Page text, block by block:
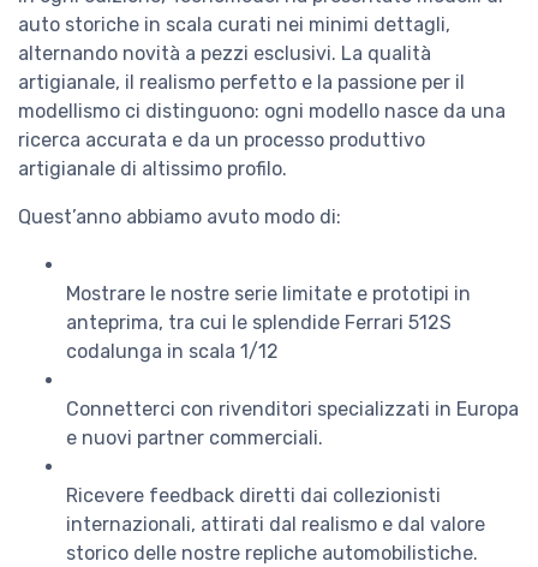
auto storiche in scala curati nei minimi dettagli,
alternando novità a pezzi esclusivi. La qualità
artigianale, il realismo perfetto e la passione per il
modellismo ci distinguono: ogni modello nasce da una
ricerca accurata e da un processo produttivo
artigianale di altissimo profilo.
Quest’anno abbiamo avuto modo di:
Mostrare le nostre serie limitate e prototipi in
anteprima, tra cui le splendide Ferrari 512S
codalunga in scala 1/12
Connetterci con rivenditori specializzati in Europa
e nuovi partner commerciali.
Ricevere feedback diretti dai collezionisti
internazionali, attirati dal realismo e dal valore
storico delle nostre repliche automobilistiche.